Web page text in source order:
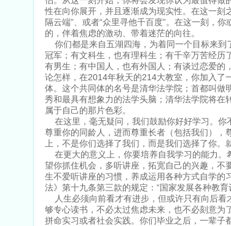
性在向你展开，并且逐渐成为现实性。在这一刻
隔云端”、或者“众里寻他千百度”。在这一刻，
的，伴着焦虑的激动、带着迷茫的向往。
你们都是来自五湖四海，为着同一个目标来到
冠军；有文科生，也有理科生；有千辛万苦经
有男生；有中国人，也有外国人；有谈过恋爱
论怎样，在2014年秋天的214大教室，你加入了
体。这个共同体的名号是清华法学院；首都叫
秀和最具有想象力的法学头脑；清华法学院将
属于自己的那片色彩。
在这里，毫无疑问，我们鼓励你好好学习。你
尊重你的同龄人，进而尊重长者（包括我们）
上，不是你们选择了我们，而是我们选择了你。
在更大的意义上，你要培养自我学习的能力。
望你抓住机会，多听讲座，拓宽自己的兴趣，
生不爱听讲座的习惯，养成运用各种方式自学
法》第十九条第三款的规定：“国家发展各种教
人生必须向前看才有进步，但或许只有向后看
够专心读书，不必太过焦虑未来，也不必刻意
拼命实习或者社会实践。你们毕业之后，一辈